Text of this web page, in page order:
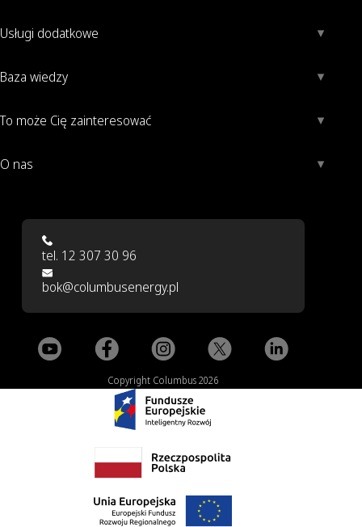
Usługi dodatkowe
Baza wiedzy
To może Cię zainteresować
O nas
tel. 12 307 30 96
bok@columbusenergy.pl
Copyright Columbus 2026